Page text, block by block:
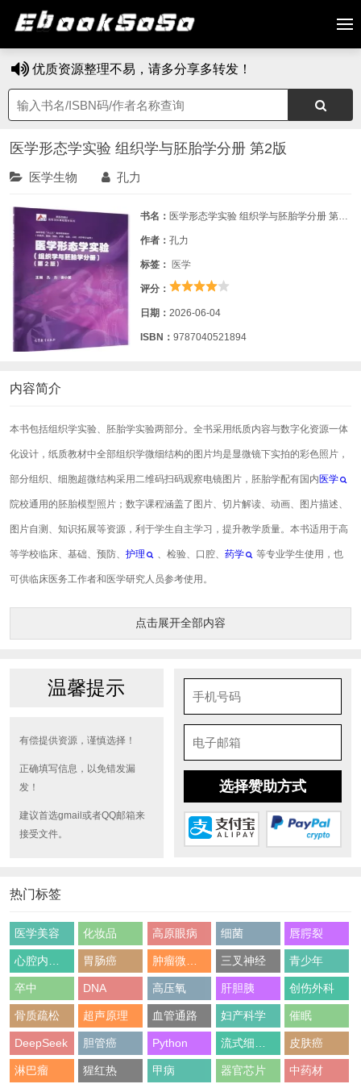
优质资源整理不易，请多分享多转发！
医学形态学实验 组织学与胚胎学分册 第2版
医学生物 孔力
书名： 医学形态学实验 组织学与胚胎学分册 第2版
作者： 孔力
标签： 医学
评分：
日期： 2026-06-04
ISBN： 9787040521894
内容简介
本书包括组织学实验、胚胎学实验两部分。全书采用纸质内容与数字化资源一体
化设计，纸质教材中全部组织学微细结构的图片均是显微镜下实拍的彩色照片，
部分组织、细胞超微结构采用二维码扫码观察电镜图片，胚胎学配有国内 医学
院校通用的胚胎模型照片；数字课程涵盖了图片、切片解读、动画、图片描述、
图片自测、知识拓展等资源，利于学生自主学习，提升教学质量。本书适用于高
等学校临床、基础、预防、 护理 、检验、口腔、 药学 等专业学生使用，也
可供临床医务工作者和医学研究人员参考使用。
点击展开全部内容
温馨提示
有偿提供资源，谨慎选择！
正确填写信息，以免错发漏
发！
建议首选gmail或者QQ邮箱来
接受文件。
选择赞助方式
热门标签
医学美容 化妆品 高原眼病 细菌 唇腭裂
胃肠癌 三叉神经 青少年
卒中 DNA 高压氧 肝胆胰 创伤外科
骨质疏松 超声原理 血管通路 妇产科学 催眠
DeepSeek 胆管癌 Python 皮肤癌
淋巴瘤 猩红热 甲病 器官芯片 中药材